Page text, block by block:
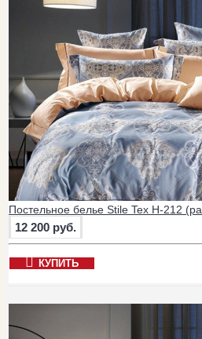
Постельное белье Stile Tex H-212
12 200 руб.
КУПИТЬ